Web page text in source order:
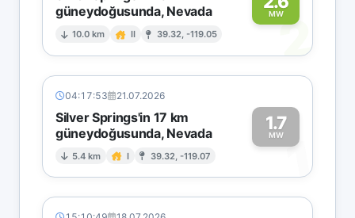
güneydoğusunda, Nevada
10.0 km II 39.32, -119.05
MW2
04:17:53 21.07.2026
Silver Springs'in 17 km
güneydoğusunda, Nevada
5.4 km I 39.32, -119.07
1.7
MW1